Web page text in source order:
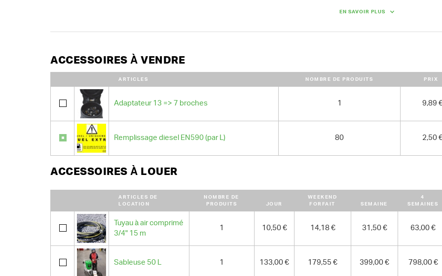
- max 8 h au compteur par jour / 10
EN SAVOIR PLUS
ACCESSOIRES À VENDRE
ARTICLES NOMBRE DE PRODUITS PRIX
Adaptateur 13 => 7 broches 1 9,89
Remplissage diesel EN590 (par L) 80 2,50
ACCESSOIRES À LOUER
ARTICLES DE
LOCATION
NOMBRE DE
PRODUITS
JOUR
WEEKEND
FORFAIT
SEMAINE
4
SEMAINES
Tuyau à air comprimé
3/4" 15 m
1 10,50 € 14,18 € 31,50 € 63,00 €
Sableuse 50 L 1 133,00 € 179,55 € 399,00 € 798,00 €